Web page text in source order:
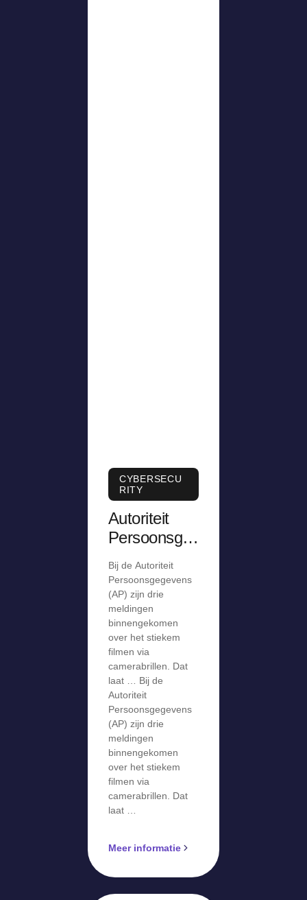
CYBERSECU
RITY
Autoriteit
Persoonsge
meldingen
over stiekem
filmen via
camerabril
Bij de Autoriteit
Persoonsgegevens
(AP) zijn drie
meldingen
binnengekomen
over het stiekem
filmen via
camerabrillen. Dat
laat … Bij de
Autoriteit
Persoonsgegevens
(AP) zijn drie
meldingen
binnengekomen
over het stiekem
filmen via
camerabrillen. Dat
laat …
Meer informatie